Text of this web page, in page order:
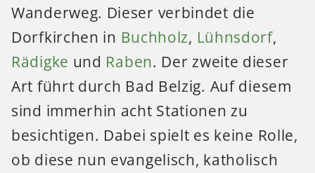
Wanderweg. Dieser verbindet die
Dorfkirchen in Buchholz, Lühnsdorf,
Rädigke und Raben. Der zweite dieser
Art führt durch Bad Belzig. Auf diesem
sind immerhin acht Stationen zu
besichtigen. Dabei spielt es keine Rolle,
ob diese nun evangelisch, katholisch